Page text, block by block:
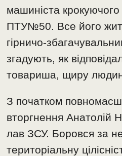
машиніста
ПТУ№50. Все його
гірничо-
згадують, як
товариша, щиру
З початком
вторгнення Анатолій
лав ЗСУ. Боровся за
територіальну